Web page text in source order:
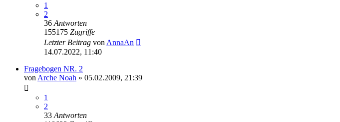
1
2
36 Antworten
155175 Zugriffe
Letzter Beitrag von AnnaAn
14.07.2022, 11:40
Fragebogen NR. 2
von Arche Noah » 05.02.2009, 21:39
1
2
33 Antworten